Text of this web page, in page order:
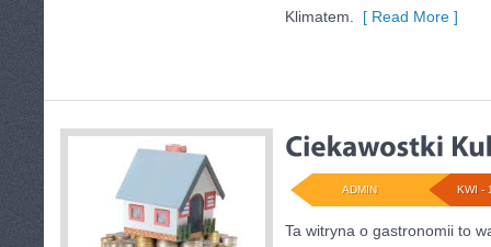
Klimatem.
[ Read More ]
KWI -
ADMIN
Ta witryna o gastronomii to